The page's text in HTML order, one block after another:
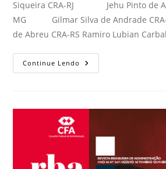
Siqueira CRA-RJ Jehu Pinto de
MG Gilmar Silva de Andrade CRA-
de Abreu CRA-RS Ramiro Lubian
Continue Lendo